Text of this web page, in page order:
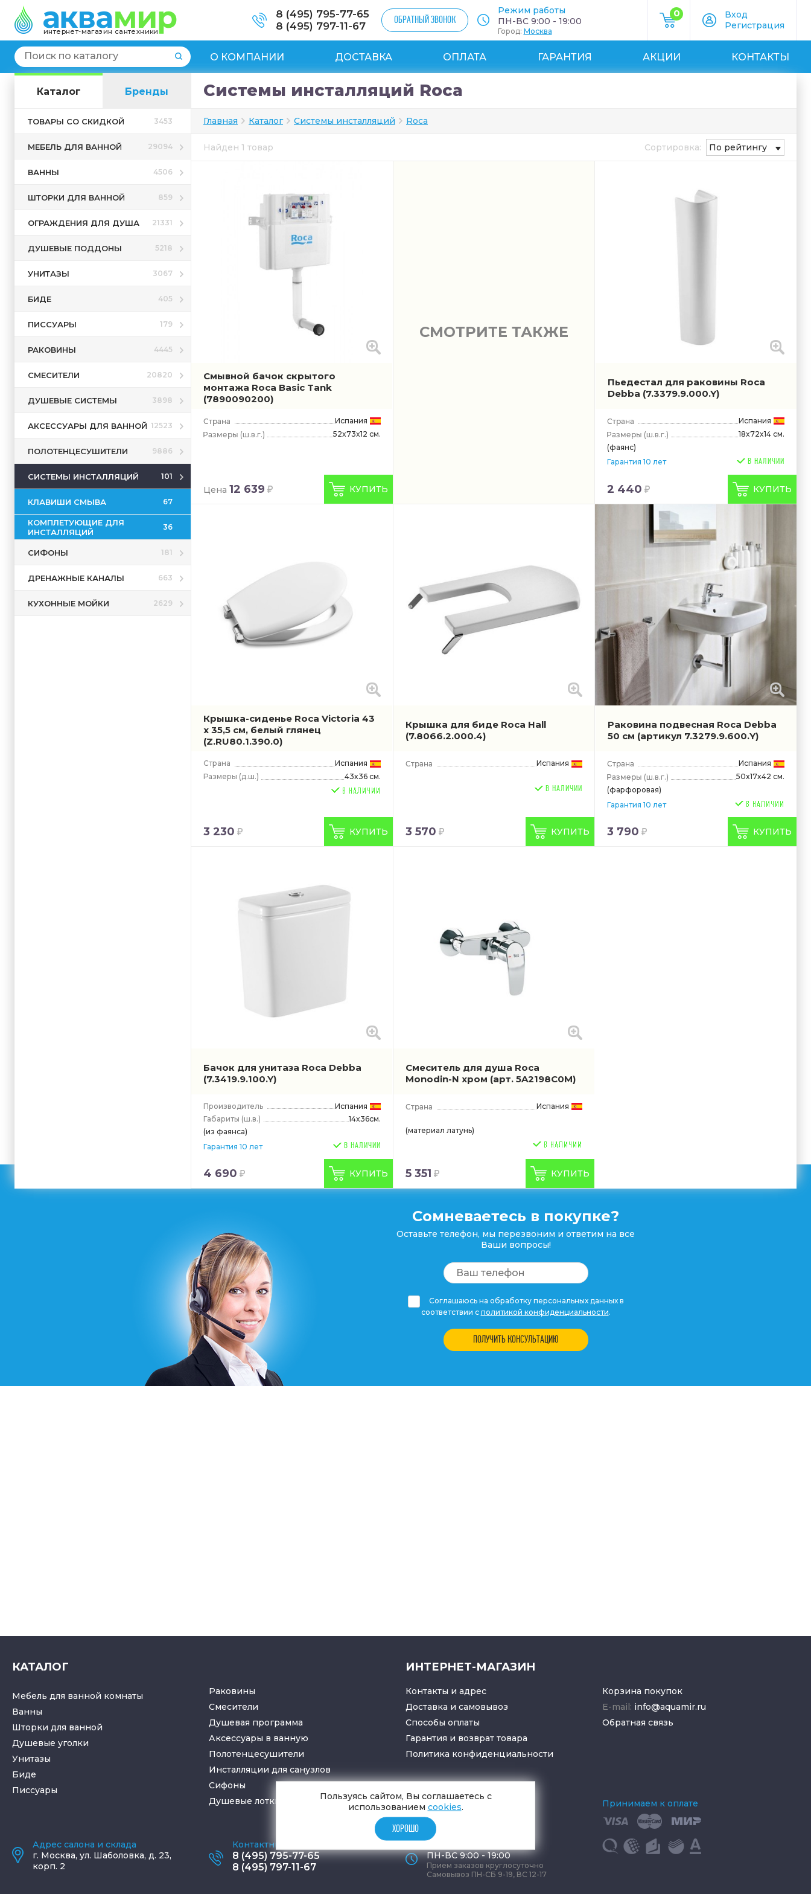
интернет-магазин сантехники
8 (495) 795-77-65
8 (495) 797-11-67
ОБРАТНЫЙ ЗВОНОК
Режим работы
ПН-ВС 9:00 - 19:00
Город: Москва
0
Вход
Регистрация
О КОМПАНИИ ДОСТАВКА ОПЛАТА ГАРАНТИЯ АКЦИИ КОНТАКТЫ
Каталог Бренды
ТОВАРЫ СО СКИДКОЙ 3453
МЕБЕЛЬ ДЛЯ ВАННОЙ 29094
ВАННЫ 4506
ШТОРКИ ДЛЯ ВАННОЙ 859
ОГРАЖДЕНИЯ ДЛЯ ДУША 21331
ДУШЕВЫЕ ПОДДОНЫ 5218
УНИТАЗЫ 3067
БИДЕ 405
ПИССУАРЫ 179
РАКОВИНЫ 4445
СМЕСИТЕЛИ 20820
ДУШЕВЫЕ СИСТЕМЫ 3898
АКСЕССУАРЫ ДЛЯ ВАННОЙ 12523
ПОЛОТЕНЦЕСУШИТЕЛИ 9886
СИСТЕМЫ ИНСТАЛЛЯЦИЙ 101
КЛАВИШИ СМЫВА 67
КОМПЛЕТУЮЩИЕ ДЛЯ
ИНСТАЛЛЯЦИЙ
36
СИФОНЫ 181
ДРЕНАЖНЫЕ КАНАЛЫ 663
КУХОННЫЕ МОЙКИ 2629
Системы инсталляций Roca
Главная Каталог Системы инсталляций Roca
Найден 1 товар Сортировка: По рейтингу
Смывной бачок скрытого
монтажа Roca Basic Tank
(7890090200)
Испания
(ш.в.г.)
52x73x12 см.
Цена 12 639 КУПИТЬ
СМОТРИТЕ ТАКЖЕ
Пьедестал для раковины Roca
Debba (7.3379.9.000.Y)
Испания
(ш.в.г.)
18x72x14 см.
(фаянс)
Гарантия 10 лет
В НАЛИЧИИ
2 440 КУПИТЬ
Крышка-сиденье Roca Victoria 43
x 35,5 см, белый глянец
(Z.RU80.1.390.0)
Страна
Испания
Размеры (д.ш.) 43x36 см.
3 230 КУПИТЬ
Крышка для биде Roca Hall
(7.8066.2.000.4)
Испания
В НАЛИЧИИ
3 570 КУПИТЬ
Раковина подвесная Roca Debba
50 см (артикул 7.3279.9.600.Y)
Испания
(ш.в.г.)
50x17x42 см.
(фарфоровая)
Гарантия 10 лет
3 790 КУПИТЬ
Бачок для унитаза Roca Debba
(7.3419.9.100.Y)
Производитель
Испания
Габариты (ш.в.)
14x36см.
(из фаянса)
Гарантия 10 лет
В НАЛИЧИИ
4 690 КУПИТЬ
Смеситель для душа Roca
Monodin-N хром (арт. 5A2198C0M)
Испания
(материал латунь)
5 351 КУПИТЬ
Сомневаетесь в покупке?
Оставьте телефон, мы перезвоним и ответим на все
Ваши вопросы!
Соглашаюсь на обработку персональных данных в
соответствии с политикой конфиденциальности.
ПОЛУЧИТЬ КОНСУЛЬТАЦИЮ
КАТАЛОГ
Мебель для ванной комнаты
Ванны
Шторки для ванной
Душевые уголки
Унитазы
Биде
Писсуары
Раковины
Смесители
Душевая программа
Аксессуары в ванную
Полотенцесушители
Инсталляции для санузлов
Cифоны
Душевые лотки
ИНТЕРНЕТ-МАГАЗИН
Контакты и адрес
Доставка и самовывоз
Способы оплаты
Гарантия и возврат товара
Политика конфиденциальности
Корзина покупок
E-mail: info@aquamir.ru
Обратная связь
Адрес салона и склада
г. Москва, ул. Шаболовка, д. 23,
корп. 2
Контактные телефоны
8 (495) 795-77-65
8 (495) 797-11-67
Время работы офиса
ПН-ВС 9:00 - 19:00
Прием заказов круглосуточно
Самовывоз ПН-СБ 9-19, ВС 12-17
Принимаем к оплате
Пользуясь сайтом, Вы соглашаетесь с
использованием cookies.
ХОРОШО